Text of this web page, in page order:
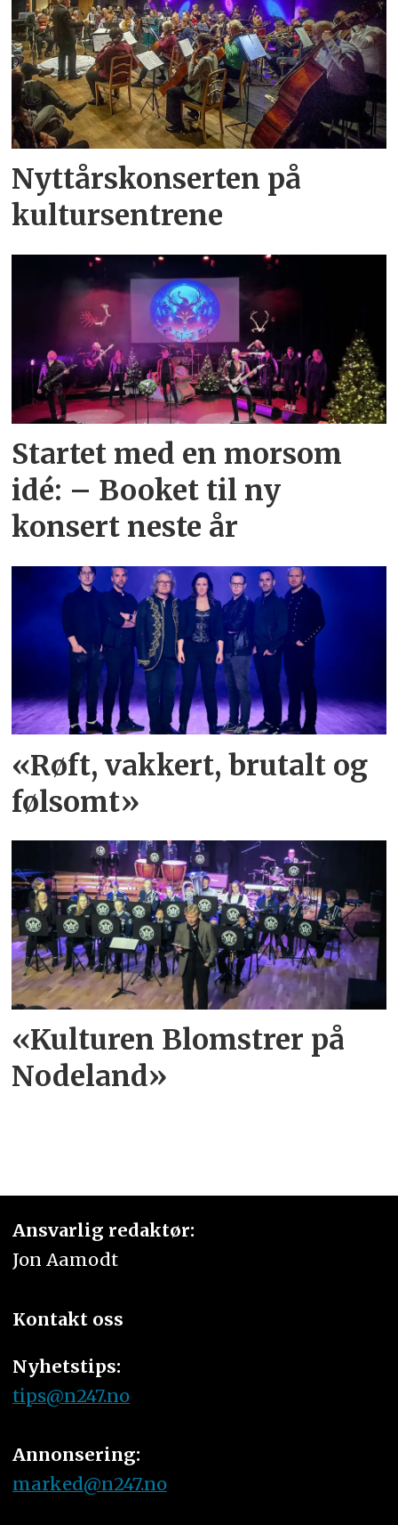
Nyttårskonserten på
kultursentrene
Startet med en morsom
idé: – Booket til ny
konsert neste år
«Røft, vakkert, brutalt og
følsomt»
«Kulturen Blomstrer på
Nodeland»
Ansvarlig redaktør:
Jon Aamodt
Kontakt oss
Nyhetstips:
tips@n247.no
Annonsering:
marked@n247.no